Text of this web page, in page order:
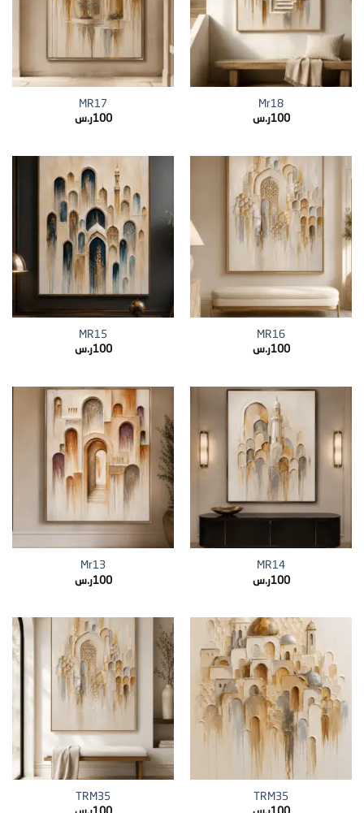
Mr18
100ر.س
MR17
100ر.س
MR16
100ر.س
MR15
100ر.س
MR14
100ر.س
Mr13
100ر.س
TRM35
TRM35